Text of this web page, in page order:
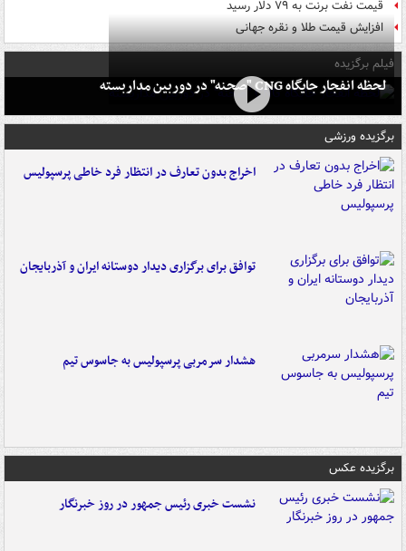
قیمت نفت برنت به ۷۹ دلار رسید
افزایش قیمت طلا و نقره جهانی
فیلم برگزیده
لحظه انفجار جایگاه CNG "صحنه" در دوربین مداربسته
برگزیده ورزشی
اخراج بدون تعارف در انتظار فرد خاطی پرسپولیس
توافق برای برگزاری دیدار دوستانه ایران و آذربایجان
هشدار سرمربی پرسپولیس به جاسوس تیم
برگزیده عکس
نشست خبری رئیس جمهور در روز خبرنگار